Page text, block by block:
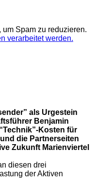
Spam zu reduzieren.
verarbeitet werden.
als Urgestein
Benjamin
Kosten für
die Partnerseiten
Zukunft Marienviertel
diesen drei
der Aktiven